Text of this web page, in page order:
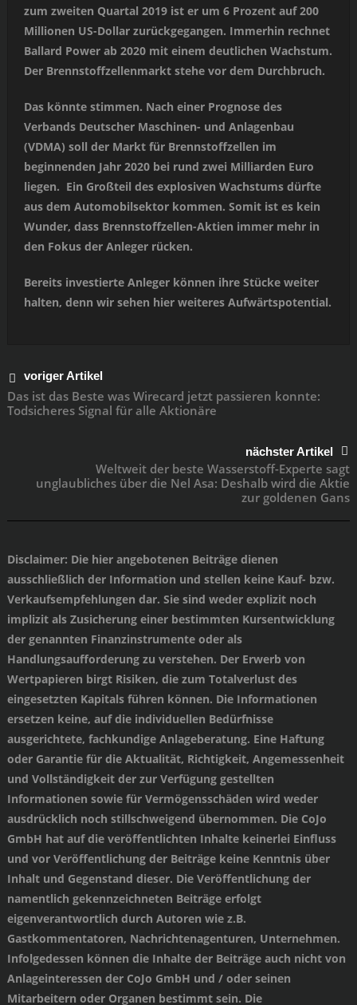
zum zweiten Quartal 2019 ist er um 6 Prozent auf 200
Millionen US-Dollar zurückgegangen. Immerhin rechnet
Ballard Power ab 2020 mit einem deutlichen Wachstum.
Der Brennstoffzellenmarkt stehe vor dem Durchbruch.
Das könnte stimmen. Nach einer Prognose des
Verbands Deutscher Maschinen- und Anlagenbau
(VDMA) soll der Markt für Brennstoffzellen im
beginnenden Jahr 2020 bei rund zwei Milliarden Euro
liegen. Ein Großteil des explosiven Wachstums dürfte
aus dem Automobilsektor kommen. Somit ist es kein
Wunder, dass Brennstoffzellen-Aktien immer mehr in
den Fokus der Anleger rücken.
Bereits investierte Anleger können ihre Stücke weiter
halten, denn wir sehen hier weiteres Aufwärtspotential.
voriger Artikel
Das ist das Beste was Wirecard jetzt passieren konnte:
Todsicheres Signal für alle Aktionäre
nächster Artikel
Weltweit der beste Wasserstoff-Experte sagt
unglaubliches über die Nel Asa: Deshalb wird die Aktie
zur goldenen Gans
Disclaimer: Die hier angebotenen Beiträge dienen
ausschließlich der Information und stellen keine Kauf- bzw.
Verkaufsempfehlungen dar. Sie sind weder explizit noch
implizit als Zusicherung einer bestimmten Kursentwicklung
der genannten Finanzinstrumente oder als
Handlungsaufforderung zu verstehen. Der Erwerb von
Wertpapieren birgt Risiken, die zum Totalverlust des
eingesetzten Kapitals führen können. Die Informationen
ersetzen keine, auf die individuellen Bedürfnisse
ausgerichtete, fachkundige Anlageberatung. Eine Haftung
oder Garantie für die Aktualität, Richtigkeit, Angemessenheit
und Vollständigkeit der zur Verfügung gestellten
Informationen sowie für Vermögensschäden wird weder
ausdrücklich noch stillschweigend übernommen. Die CoJo
GmbH hat auf die veröffentlichten Inhalte keinerlei Einfluss
und vor Veröffentlichung der Beiträge keine Kenntnis über
Inhalt und Gegenstand dieser. Die Veröffentlichung der
namentlich gekennzeichneten Beiträge erfolgt
eigenverantwortlich durch Autoren wie z.B.
Gastkommentatoren, Nachrichtenagenturen, Unternehmen.
Infolgedessen können die Inhalte der Beiträge auch nicht von
Anlageinteressen der CoJo GmbH und / oder seinen
Mitarbeitern oder Organen bestimmt sein. Die